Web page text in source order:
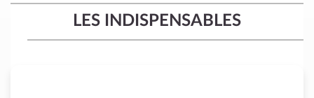
LES INDISPENSABLES